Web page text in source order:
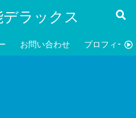
ラックス
お問い合わせ プロフィール